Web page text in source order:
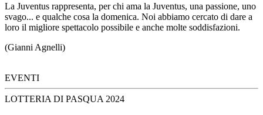
La Juventus rappresenta, per chi ama la Juventus, una passione, uno
svago... e qualche cosa la domenica. Noi abbiamo cercato di dare a
loro il migliore spettacolo possibile e anche molte soddisfazioni.
(Gianni Agnelli)
EVENTI
LOTTERIA DI PASQUA 2024